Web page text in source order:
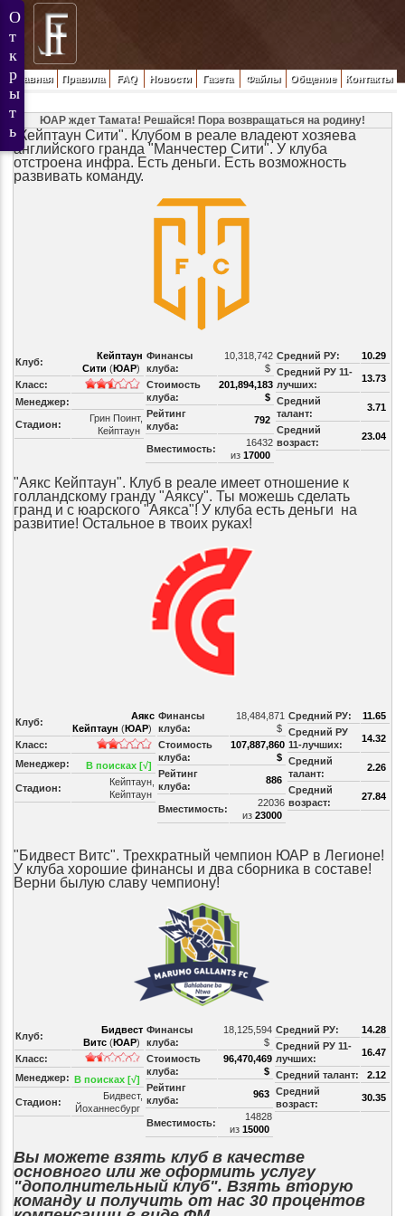
Главная Правила FAQ Новости Газета Файлы Общение Контакты
ЮАР ждет Тамата! Решайся! Пора возвращаться на родину!
"Кейптаун Сити". Клубом в реале владеют хозяева
английского гранда "Манчестер Сити". У клуба
отстроена инфра. Есть деньги. Есть возможность
развивать команду.
Клуб:
Кейптаун
Сити (ЮАР)
Класс:
Менеджер:
Стадион:
Грин Поинт,
Кейптаун
Финансы
клуба:
10,318,742
$
Стоимость
клуба:
201,894,183
$
Рейтинг
клуба:
792
Вместимость:
16432
из 17000
Средний РУ:
10.29
Средний РУ 11-
лучших:
13.73
Средний
талант:
3.71
Средний
возраст:
23.04
"Аякс Кейптаун". Клуб в реале имеет отношение к
голландскому гранду "Аяксу". Ты можешь сделать
гранд и с юарского "Аякса"! У клуба есть деньги на
развитие! Остальное в твоих руках!
Клуб:
Аякс
Кейптаун (ЮАР)
Класс:
Менеджер:
В поисках [√]
Стадион:
Кейптаун,
Кейптаун
Финансы
клуба:
18,484,871
$
Стоимость
клуба:
107,887,860
$
Рейтинг
клуба:
886
Вместимость:
22036
из 23000
Средний РУ:
11.65
Средний РУ
11-лучших:
14.32
Средний
талант:
2.26
Средний
возраст:
27.84
"Бидвест Витс". Трехкратный чемпион ЮАР в Легионе!
У клуба хорошие финансы и два сборника в составе!
Верни былую славу чемпиону!
Клуб:
Бидвест
Витс(ЮАР)
Класс:
Менеджер: В поисках [√]
Стадион:
Бидвест,
Йоханнесбург
Финансы
клуба:
18,125,594
$
Стоимость
клуба:
96,470,469
$
Рейтинг
клуба:
963
Вместимость:
14828
из 15000
Средний РУ:
14.28
Средний РУ 11-
лучших:
16.47
Средний талант:
2.12
Средний
возраст:
30.35
Вы можете взять клуб в качестве
основного или же оформить услугу
"дополнительный клуб". Взять вторую
команду и получить от нас 30 процентов